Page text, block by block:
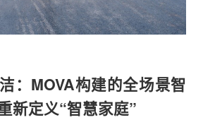
：MOVA构建的全场景智
新定义“智慧家庭”